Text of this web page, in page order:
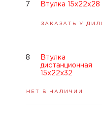
Втулка 15x22x28
ЗАКАЗАТЬ У
7
Втулка
дистанционная
15x22x32
НЕТ В НАЛИЧИИ
8